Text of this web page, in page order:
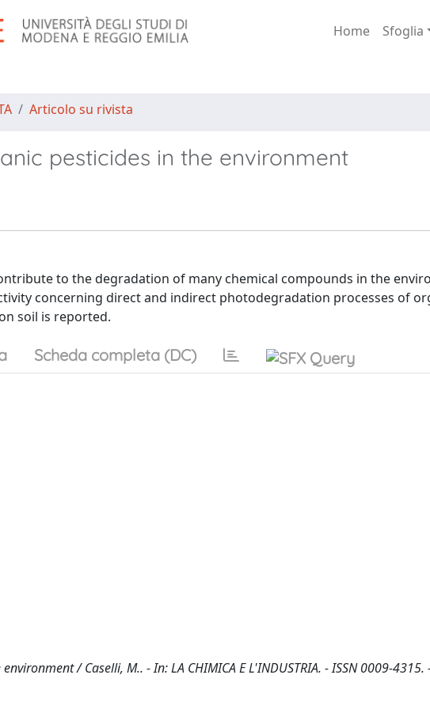
Home Sfoglia
Articolo su rivista
pesticides in the environment
to the degradation of many chemical compounds in the
concerning direct and indirect photodegradation processes of
soil is reported.
Scheda completa (DC)
/ Caselli, M.. - In: LA CHIMICA E L'INDUSTRIA. - ISSN 0009-4315. -